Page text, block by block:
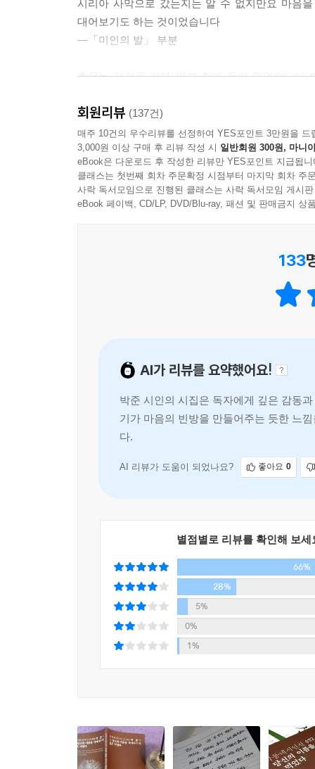
당신의 슬픔을 생각한다
좋지 않은 세상에서
집이 사람을 잃어가는 일처럼
아득하다
나는 이제
철봉에 매달리지 않아도
이를 악물어야 한다
좋기도 하였다
--- 「슬픔은 자랑이 될 수 있다」중에서
시리아 사막으로 갔는지는 알 수 없지만요 마음
대어보기도 하는 것이었습니다
―「미인의 발」 부분
총무는 채점을 하다 말고 잠이 들어 있었습니다
3층에 사는 여자들이 이차를 마치고 돌아온 듯
소방벨이 울린 것은 그때였습니다
―「유성고시원 화재기」 부분
‘반디미용실 화재, 여직원 1명 사망’으로 일간지
이해할 수 있다. 「유성고시원 화재기」를 읽으
역시 ‘유성고시원에서 화재가 일어나 얼마의 재산
불편한 세계를 사는 시적 화자는 자주 아프다.
되었다”(「용산 가는 길」), “빛을 쐬면서 열흘에
속에 함께 들어와/ 떨고 있는 듯했습니다”(「눈
생의 장례를 미리 지내는 일이라 생각했다”(「
전부를 쥐여주던 때가 우리에게도 있었다”(「
속에서 “노루처럼/ 방방 뛰어다”(「눈썹」)니다
아픈 ‘나’의 이마를 짚어주는 손이 있다. “뭐야 내
미인(「꾀병」), “김치를 자르던 가위를 씻어/ 귀
‘나’와 세계를 연결하고, 죽음과 삶을 연결하는
바깥으로 나온다. 아마도 더이상 이 세계를 위장
만드는 동력이다. 시달림은 “애인의 손바닥,/
회원리뷰 (137건)
매주 10건의 우수리뷰를 선정하여 YES포인트 3만원을 드
3,000원 이상 구매 후 리뷰 작성 시 일반회원 300원, 마니
eBook은 다운로드 후 작성한 리뷰만 YES포인트 지급됩니
클래스는 첫번째 회차 주문확정 시점부터 마지막 회차 주
사락 독서모임으로 진행된 클래스는 사락 독서모임 게시
eBook 페이백, CD/LP, DVD/Blu-ray, 패션 및 판매금지 상
133
AI가 리뷰를 요약했어요!
박준 시인의 시집은 독자에게 깊은 감동
기가 마음의 빈방을 만들어주는 듯한 느
다.
AI 리뷰가 도움이 되었나요? 좋아요 0
별점별로 리뷰를 확인해 보세
66%
28%
5%
0%
1%